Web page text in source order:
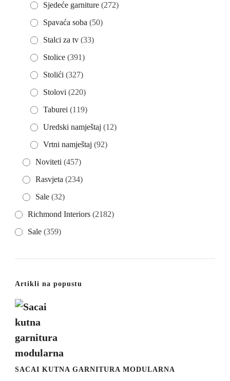
Sjedeće garniture (272)
Spavaća soba (50)
Stalci za tv (33)
Stolice (391)
Stolići (327)
Stolovi (220)
Taburei (119)
Uredski namještaj (12)
Vrtni namještaj (92)
Noviteti (457)
Rasvjeta (234)
Sale (32)
Richmond Interiors (2182)
Sale (359)
Artikli na popustu
SACAI KUTNA GARNITURA MODULARNA